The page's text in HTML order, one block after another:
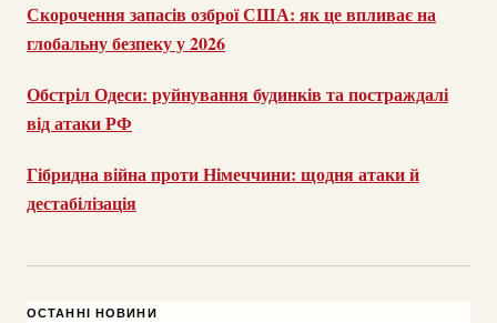
Скорочення запасів озброї США: як це впливає на
глобальну безпеку у 2026
Обстріл Одеси: руйнування будинків та постраждалі
від атаки РФ
Гібридна війна проти Німеччини: щодня атаки й
дестабілізація
ОСТАННІ НОВИНИ